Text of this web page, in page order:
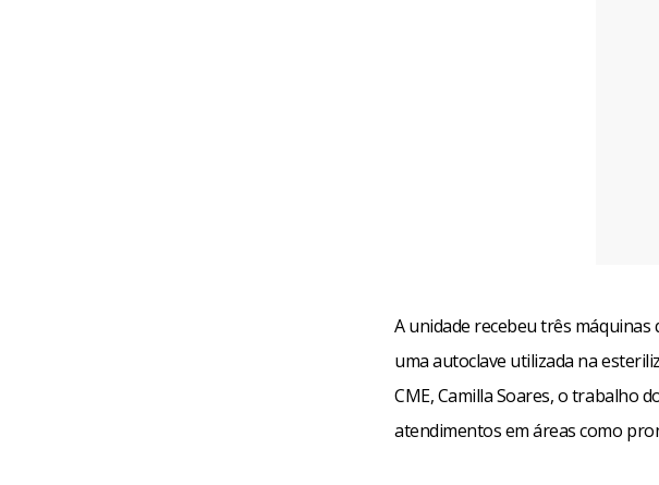
A unidade recebeu três
uma autoclave utilizada na
CME, Camilla Soares, o trabalho
atendimentos em áreas como